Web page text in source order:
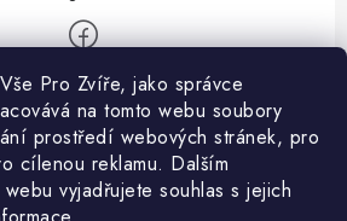
Pro Zvíře, jako správce
na tomto webu soubory
prostředí webových stránek, pro
cílenou reklamu. Dalším
vyjadřujete souhlas s jejich